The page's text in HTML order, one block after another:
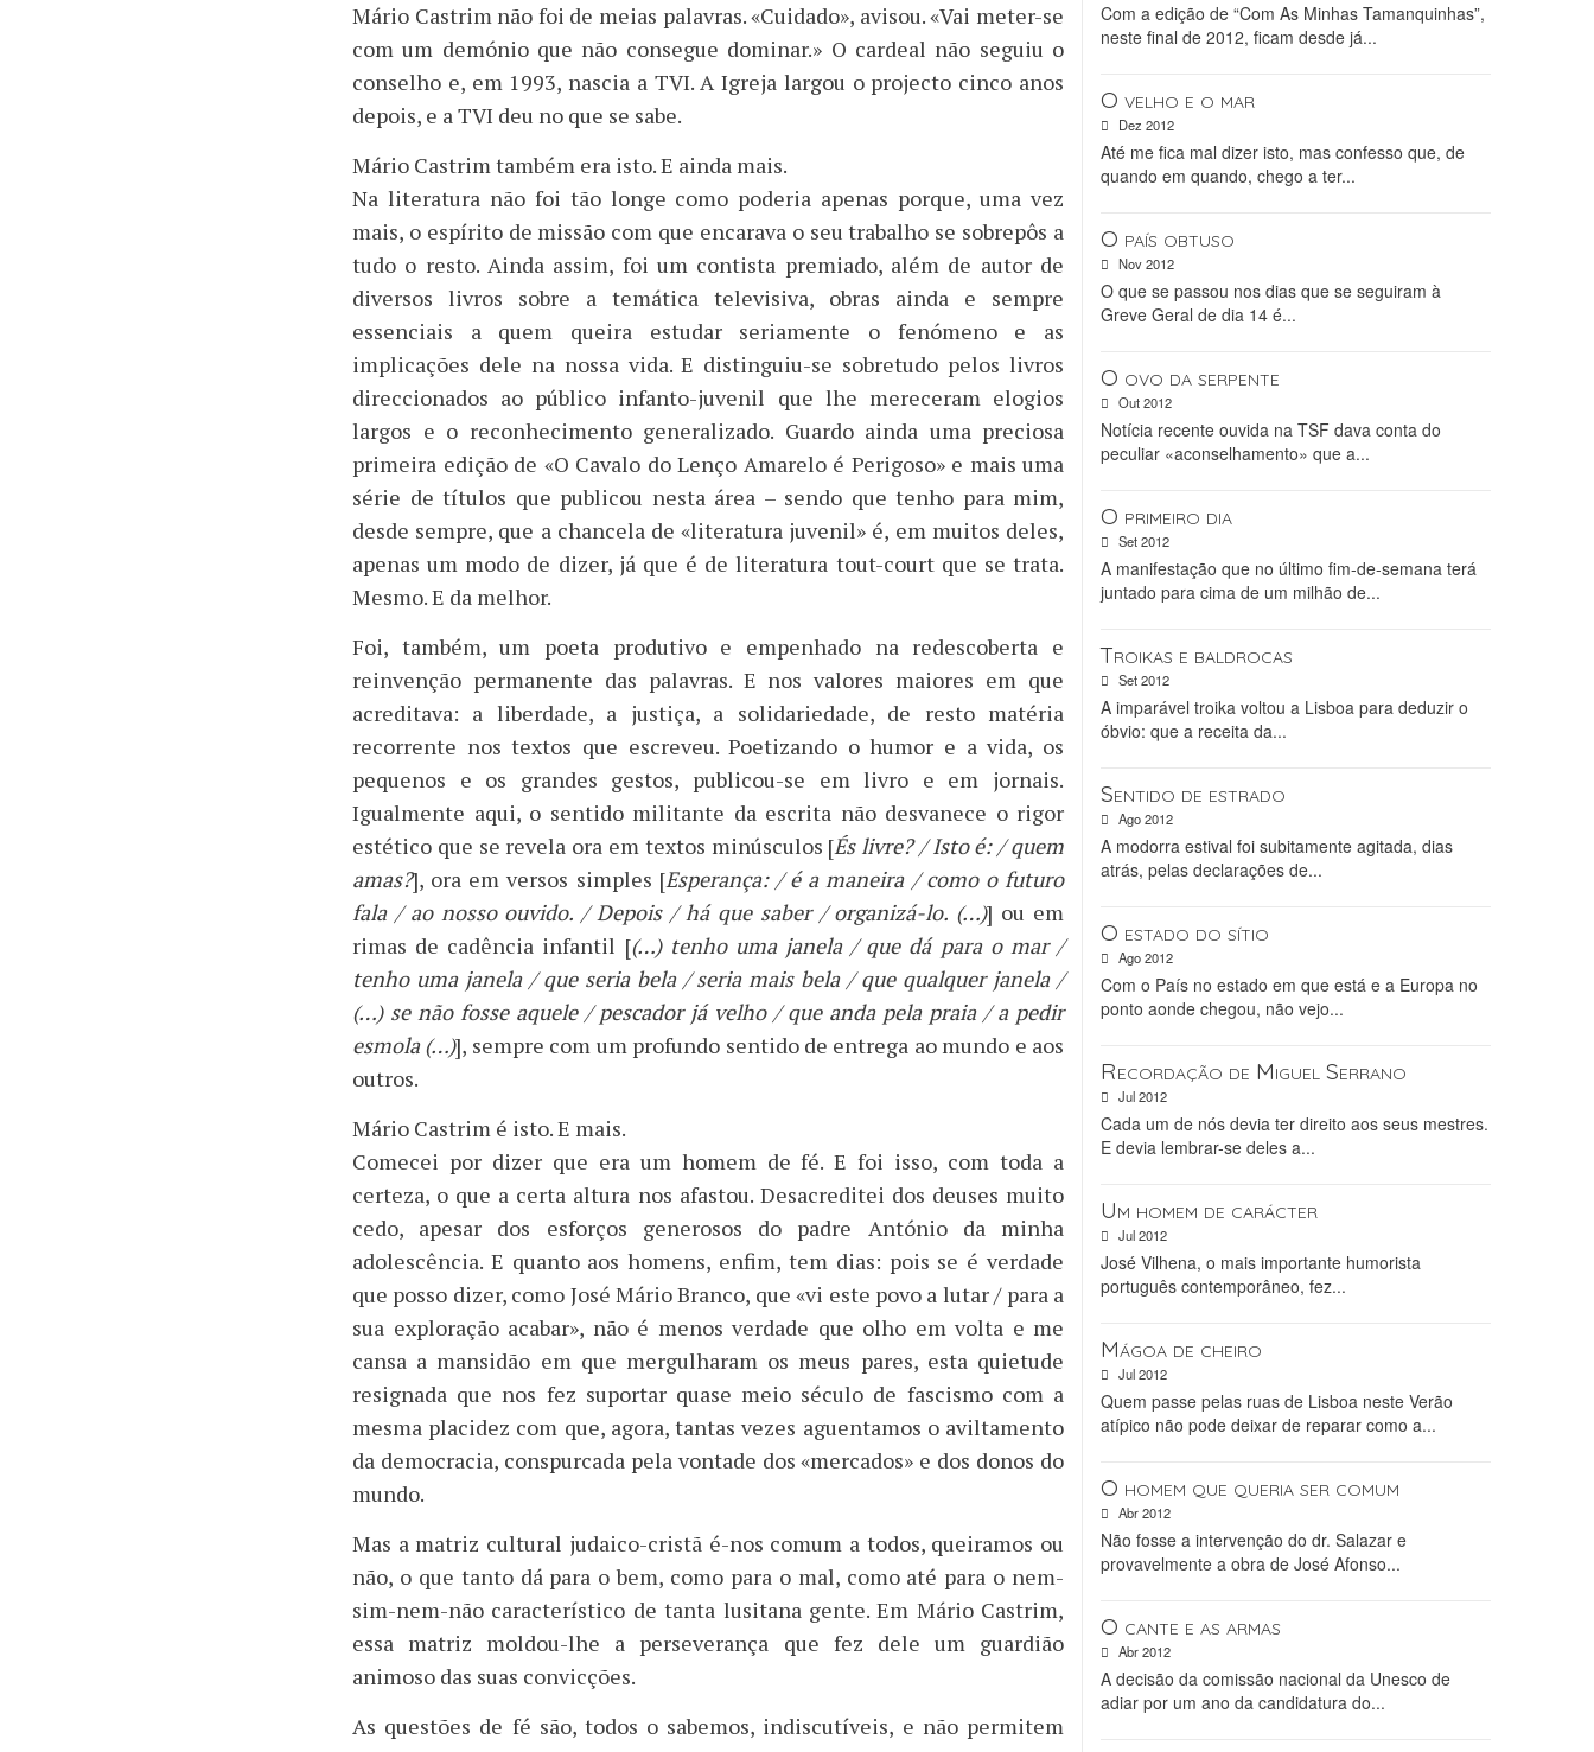
Mário Castrim não foi de meias palavras. «Cuidado», avisou. «Vai meter-se
com um demónio que não consegue dominar.» O cardeal não seguiu o
conselho e, em 1993, nascia a TVI. A Igreja largou o projecto cinco anos
depois, e a TVI deu no que se sabe.
Mário Castrim também era isto. E ainda mais.
Na literatura não foi tão longe como poderia apenas porque, uma vez
mais, o espírito de missão com que encarava o seu trabalho se sobrepôs a
tudo o resto. Ainda assim, foi um contista premiado, além de autor de
diversos livros sobre a temática televisiva, obras ainda e sempre
essenciais a quem queira estudar seriamente o fenómeno e as
implicações dele na nossa vida. E distinguiu-se sobretudo pelos livros
direccionados ao público infanto-juvenil que lhe mereceram elogios
largos e o reconhecimento generalizado. Guardo ainda uma preciosa
primeira edição de «O Cavalo do Lenço Amarelo é Perigoso» e mais uma
série de títulos que publicou nesta área – sendo que tenho para mim,
desde sempre, que a chancela de «literatura juvenil» é, em muitos deles,
apenas um modo de dizer, já que é de literatura tout-court que se trata.
Mesmo. E da melhor.
Foi, também, um poeta produtivo e empenhado na redescoberta e
reinvenção permanente das palavras. E nos valores maiores em que
acreditava: a liberdade, a justiça, a solidariedade, de resto matéria
recorrente nos textos que escreveu. Poetizando o humor e a vida, os
pequenos e os grandes gestos, publicou-se em livro e em jornais.
Igualmente aqui, o sentido militante da escrita não desvanece o rigor
estético que se revela ora em textos minúsculos [És livre? / Isto é: / quem
amas?], ora em versos simples [Esperança: / é a maneira / como o futuro
fala / ao nosso ouvido. / Depois / há que saber / organizá-lo. (…)] ou em
rimas de cadência infantil [(…) tenho uma janela / que dá para o mar /
tenho uma janela / que seria bela / seria mais bela / que qualquer janela /
(…) se não fosse aquele / pescador já velho / que anda pela praia / a pedir
esmola (…)], sempre com um profundo sentido de entrega ao mundo e aos
outros.
Mário Castrim é isto. E mais.
Comecei por dizer que era um homem de fé. E foi isso, com toda a
certeza, o que a certa altura nos afastou. Desacreditei dos deuses muito
cedo, apesar dos esforços generosos do padre António da minha
adolescência. E quanto aos homens, enfim, tem dias: pois se é verdade
que posso dizer, como José Mário Branco, que «vi este povo a lutar / para a
sua exploração acabar», não é menos verdade que olho em volta e me
cansa a mansidão em que mergulharam os meus pares, esta quietude
resignada que nos fez suportar quase meio século de fascismo com a
mesma placidez com que, agora, tantas vezes aguentamos o aviltamento
da democracia, conspurcada pela vontade dos «mercados» e dos donos do
mundo.
Mas a matriz cultural judaico-cristã é-nos comum a todos, queiramos ou
não, o que tanto dá para o bem, como para o mal, como até para o nem-
sim-nem-não característico de tanta lusitana gente. Em Mário Castrim,
essa matriz moldou-lhe a perseverança que fez dele um guardião
animoso das suas convicções.
As questões de fé são, todos o sabemos, indiscutíveis, e não permitem
Com a edição de “Com As Minhas Tamanquinhas”,
neste final de 2012, ficam desde já...
O velho e o mar
Dez 2012
Até me fica mal dizer isto, mas confesso que, de
quando em quando, chego a ter...
O país obtuso
Nov 2012
O que se passou nos dias que se seguiram à
Greve Geral de dia 14 é...
O ovo da serpente
Out 2012
Notícia recente ouvida na TSF dava conta do
peculiar «aconselhamento» que a...
O primeiro dia
Set 2012
A manifestação que no último fim-de-semana terá
juntado para cima de um milhão de...
Troikas e baldrocas
Set 2012
A imparável troika voltou a Lisboa para deduzir o
óbvio: que a receita da...
Sentido de estrado
Ago 2012
A modorra estival foi subitamente agitada, dias
atrás, pelas declarações de...
O estado do sítio
Ago 2012
Com o País no estado em que está e a Europa no
ponto aonde chegou, não vejo...
Recordação de Miguel Serrano
Jul 2012
Cada um de nós devia ter direito aos seus mestres.
E devia lembrar-se deles a...
Um homem de carácter
Jul 2012
José Vilhena, o mais importante humorista
português contemporâneo, fez...
Mágoa de cheiro
Jul 2012
Quem passe pelas ruas de Lisboa neste Verão
atípico não pode deixar de reparar como a...
O homem que queria ser comum
Abr 2012
Não fosse a intervenção do dr. Salazar e
provavelmente a obra de José Afonso...
O cante e as armas
Abr 2012
A decisão da comissão nacional da Unesco de
adiar por um ano da candidatura do...